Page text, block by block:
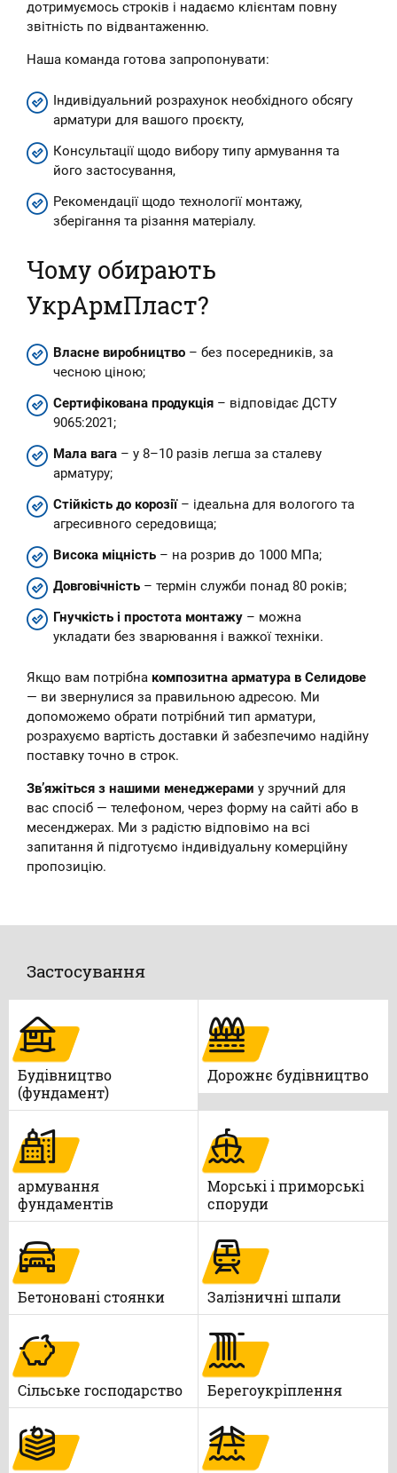
дотримуємось строків і надаємо клієнтам повну
звітність по відвантаженню.
Наша команда готова запропонувати:
Індивідуальний розрахунок необхідного обсягу
арматури для вашого проєкту,
Консультації щодо вибору типу армування та
його застосування,
Рекомендації щодо технології монтажу,
зберігання та різання матеріалу.
Чому обирають
УкрАрмПласт?
Власне виробництво – без посередників, за
чесною ціною;
Сертифікована продукція – відповідає ДСТУ
9065:2021;
Мала вага – у 8–10 разів легша за сталеву
арматуру;
Стійкість до корозії– ідеальна для вологого та
агресивного середовища;
Висока міцність – на розрив до 1000 МПа;
Довговічність – термін служби понад 80 років;
Гнучкість і простота монтажу – можна
укладати без зварювання і важкої техніки.
Якщо вам потрібна композитна арматура в Селидове
— ви звернулися за правильною адресою. Ми
допоможемо обрати потрібний тип арматури,
розрахуємо вартість доставки й забезпечимо надійну
поставку точно в строк.
Зв’яжіться з нашими менеджерами у зручний для
вас спосіб — телефоном, через форму на сайті або в
месенджерах. Ми з радістю відповімо на всі
запитання й підготуємо індивідуальну комерційну
пропозицію.
Застосування
Будівництво
(фундамент)
Дорожнє будівництво
армування
фундаментів
Морські і приморські
споруди
Бетоновані стоянки Залізничні шпали
Сільське господарство Берегоукріплення